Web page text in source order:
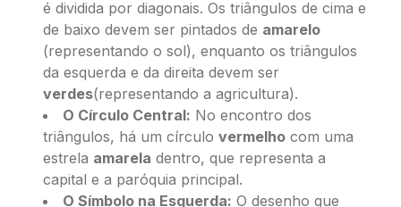
é dividida por diagonais. Os triângulos de cima e
de baixo devem ser pintados de amarelo
(representando o sol), enquanto os triângulos
da esquerda e da direita devem ser
verdes(representando a agricultura).
O Círculo Central: No encontro dos
triângulos, há um círculo vermelho com uma
estrela amarela dentro, que representa a
capital e a paróquia principal.
O Símbolo na Esquerda: O desenho que